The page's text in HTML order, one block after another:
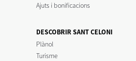
Ajuts i bonificacions
DESCOBRIR SANT CELONI
Plànol
Turisme